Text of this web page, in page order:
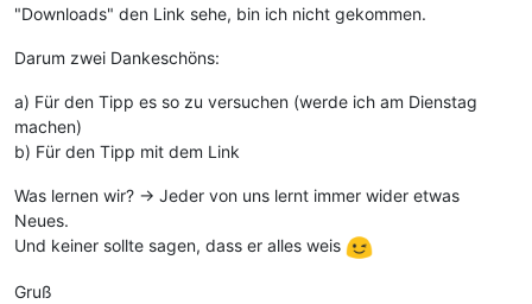
"Downloads" den Link sehe, bin ich nicht gekommen.
Darum zwei Dankeschöns:
a) Für den Tipp es so zu versuchen (werde ich am Dienstag
machen)
b) Für den Tipp mit dem Link
Was lernen wir? → Jeder von uns lernt immer wider etwas
Neues.
Und keiner sollte sagen, dass er alles weis
Gruß